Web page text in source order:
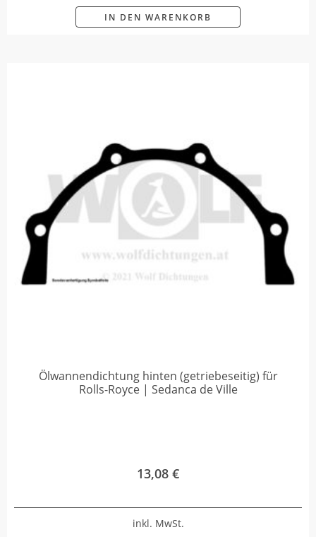
IN DEN WARENKORB
Ölwannendichtung hinten (getriebeseitig) für
Rolls-Royce | Sedanca de Ville
13,08 €
inkl. MwSt.